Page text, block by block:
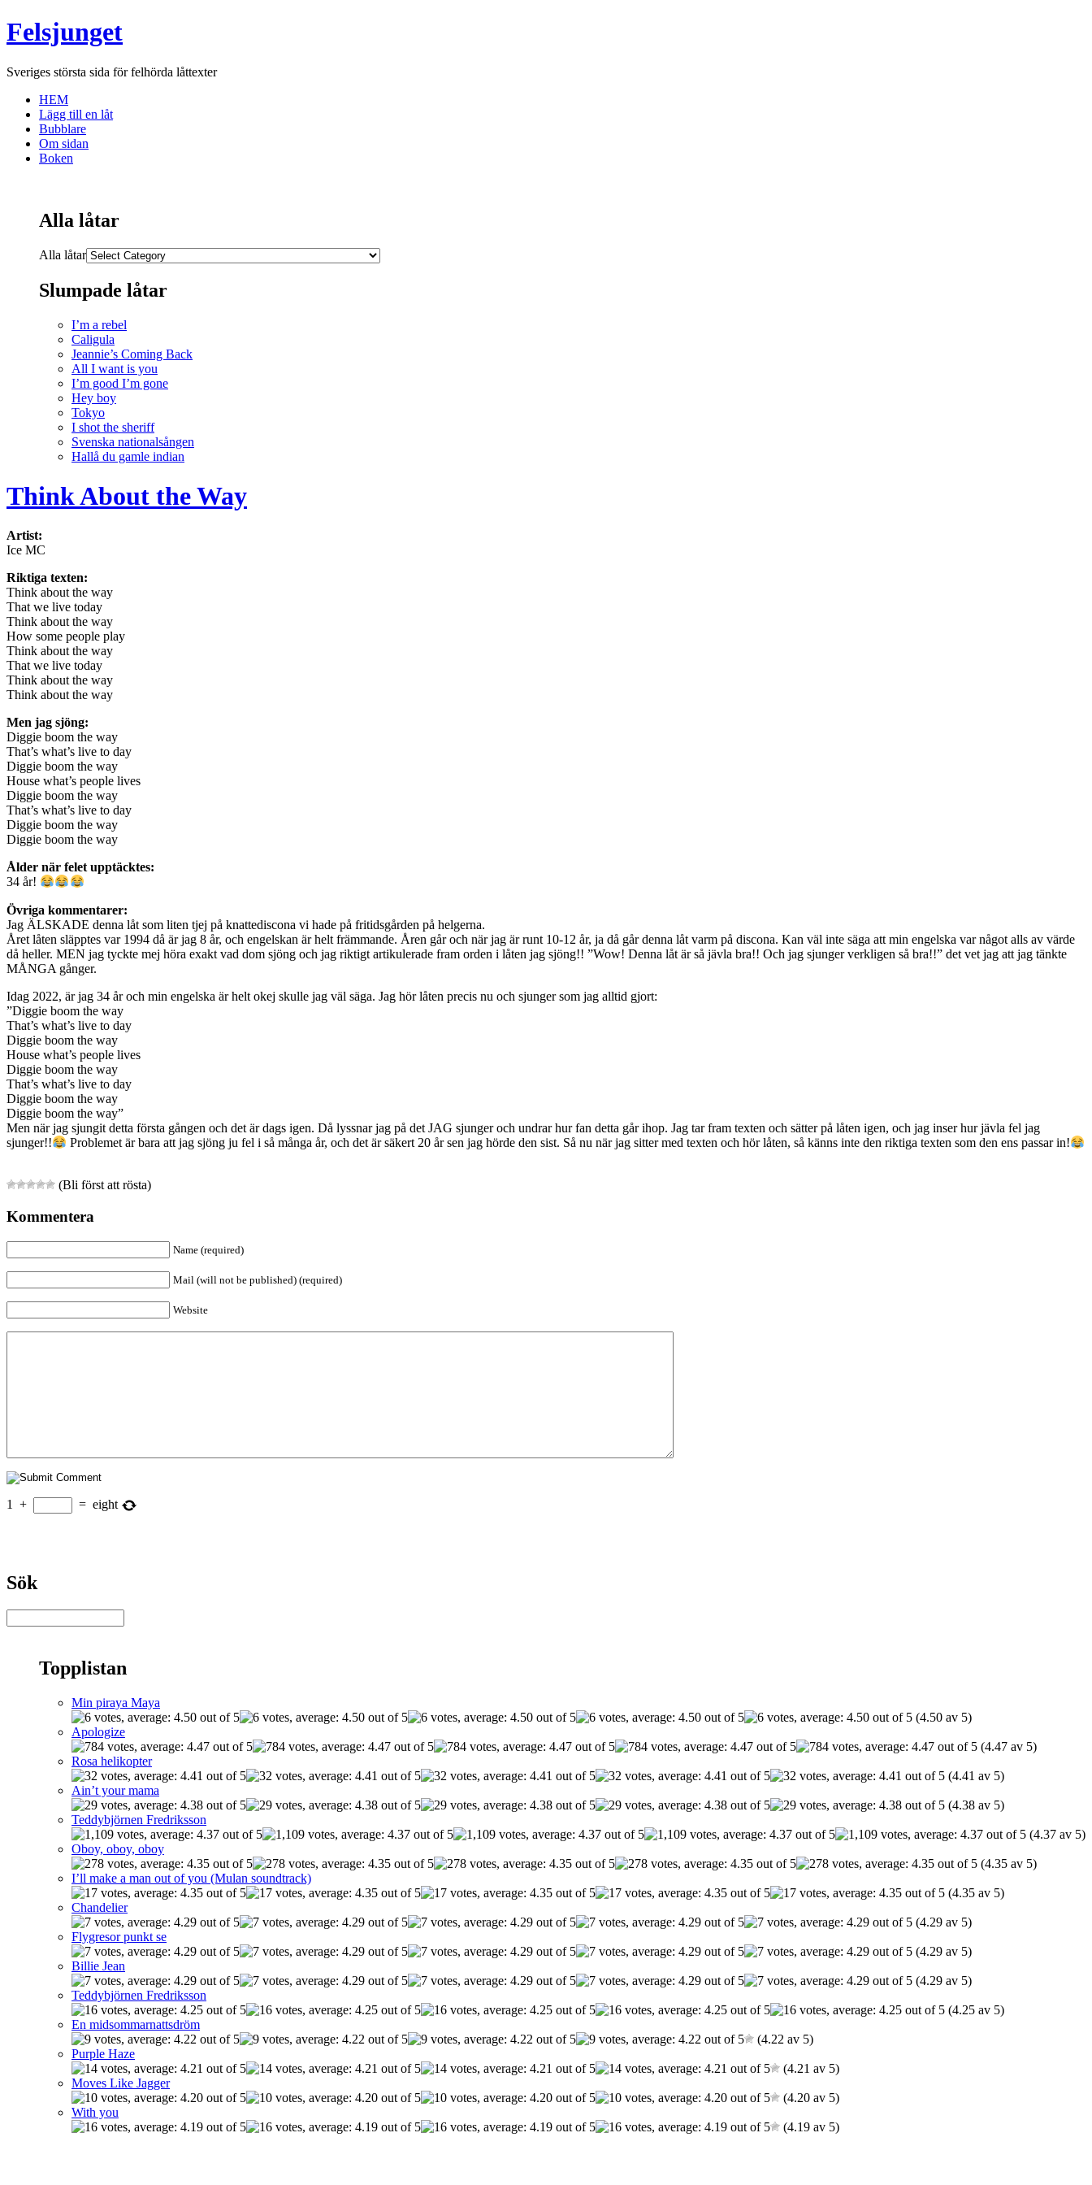
Felsjunget
Sveriges största sida för felhörda låttexter
HEM
Lägg till en låt
Bubblare
Om sidan
Boken
Alla låtar
Alla låtar
Slumpade låtar
I’m a rebel
Caligula
Jeannie’s Coming Back
All I want is you
I’m good I’m gone
Hey boy
Tokyo
I shot the sheriff
Svenska nationalsången
Hallå du gamle indian
Think About the Way
Artist:
Ice MC
Riktiga texten:
Think about the way
That we live today
Think about the way
How some people play
Think about the way
That we live today
Think about the way
Think about the way
Men jag sjöng:
Diggie boom the way
That’s what’s live to day
Diggie boom the way
House what’s people lives
Diggie boom the way
That’s what’s live to day
Diggie boom the way
Diggie boom the way
Ålder när felet upptäcktes:
34 år!
Övriga kommentarer:
Jag ÄLSKADE denna låt som liten tjej på knattediscona vi hade på fritidsgården på helgerna.
Året låten släpptes var 1994 då är jag 8 år, och engelskan är helt främmande. Åren går och när jag är runt 10-12 år, ja då går denna låt varm på discona. Kan väl inte säga att min engelska var något alls av värde
då heller. MEN jag tyckte mej höra exakt vad dom sjöng och jag riktigt artikulerade fram orden i låten jag sjöng!! ”Wow! Denna låt är så jävla bra!! Och jag sjunger verkligen så bra!!” det vet jag att jag tänkte
MÅNGA gånger.
Idag 2022, är jag 34 år och min engelska är helt okej skulle jag väl säga. Jag hör låten precis nu och sjunger som jag alltid gjort:
”Diggie boom the way
That’s what’s live to day
Diggie boom the way
House what’s people lives
Diggie boom the way
That’s what’s live to day
Diggie boom the way
Diggie boom the way”
Men när jag sjungit detta första gången och det är dags igen. Då lyssnar jag på det JAG sjunger och undrar hur fan detta går ihop. Jag tar fram texten och sätter på låten igen, och jag inser hur jävla fel jag
sjunger!!
Problemet är bara att jag sjöng ju fel i så många år, och det är säkert 20 år sen jag hörde den sist. Så nu när jag sitter med texten och hör låten, så känns inte den riktiga texten som den ens passar in!
(Bli först att rösta)
Kommentera
Name (required)
Mail (will not be published) (required)
Website
1 + = eight
Sök
Topplistan
Min piraya Maya
(4.50 av 5)
Apologize
(4.47 av 5)
Rosa helikopter
(4.41 av 5)
Ain’t your mama
(4.38 av 5)
Teddybjörnen Fredriksson
(4.37 av 5)
Oboy, oboy, oboy
(4.35 av 5)
I’ll make a man out of you (Mulan soundtrack)
(4.35 av 5)
Chandelier
(4.29 av 5)
Flygresor punkt se
(4.29 av 5)
Billie Jean
(4.29 av 5)
Teddybjörnen Fredriksson
(4.25 av 5)
En midsommarnattsdröm
(4.22 av 5)
Purple Haze
(4.21 av 5)
Moves Like Jagger
(4.20 av 5)
With you
(4.19 av 5)